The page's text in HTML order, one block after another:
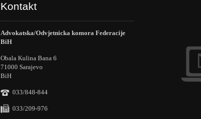
Kontakt
Advokatska/Odvjetnicka komora Federacije
BiH
Obala Kulina Bana 6
71000 Sarajevo
BiH
033/848-844
033/209-976